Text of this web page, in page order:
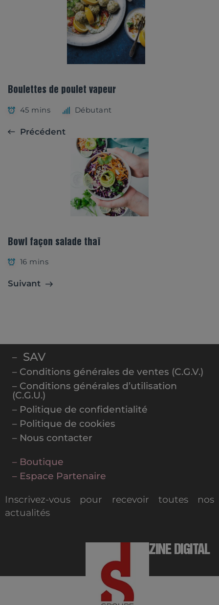
Boulettes de poulet vapeur
45 mins Débutant
Précédent
Bowl façon salade thaï
16 mins
Suivant
– SAV
– Conditions générales de ventes (C.G.V.)
– Conditions générales d’utilisation
(C.G.U.)
– Politique de confidentialité
– Politique de cookies
– Nous contacter
– Boutique
– Espace Partenaire
Inscrivez-vous pour recevoir toutes nos
actualités
MAGAZINE DIGITAL